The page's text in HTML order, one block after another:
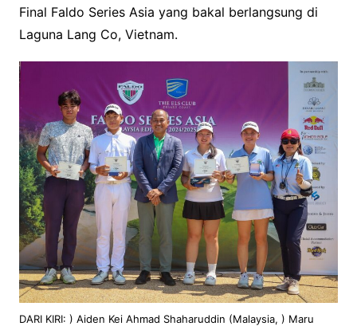
Final Faldo Series Asia yang bakal berlangsung di
Laguna Lang Co, Vietnam.
DARI KIRI: ) Aiden Kei Ahmad Shaharuddin (Malaysia, ) Maru